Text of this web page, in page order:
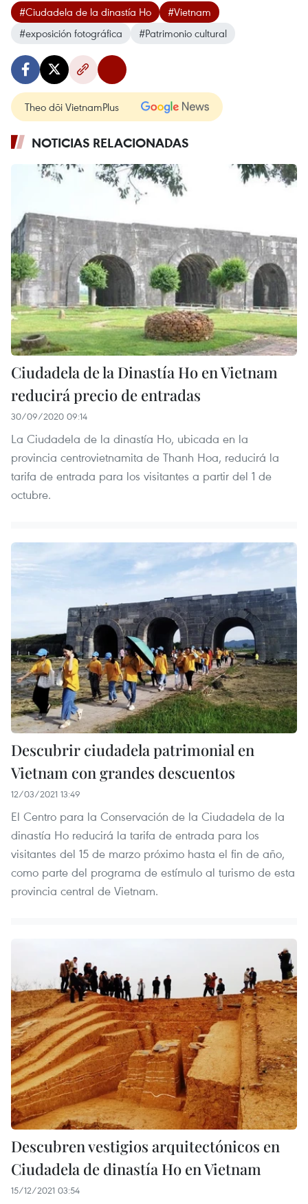
#Ciudadela de la dinastía Ho
#Vietnam
#exposición fotográfica
#Patrimonio cultural
Theo dõi VietnamPlus
NOTICIAS RELACIONADAS
Ciudadela de la Dinastía Ho en Vietnam
reducirá precio de entradas
30/09/2020 09:14
La Ciudadela de la dinastía Ho, ubicada en la
provincia centrovietnamita de Thanh Hoa, reducirá la
tarifa de entrada para los visitantes a partir del 1 de
octubre.
Descubrir ciudadela patrimonial en
Vietnam con grandes descuentos
12/03/2021 13:49
El Centro para la Conservación de la Ciudadela de la
dinastía Ho reducirá la tarifa de entrada para los
visitantes del 15 de marzo próximo hasta el fin de año,
como parte del programa de estímulo al turismo de esta
provincia central de Vietnam.
Descubren vestigios arquitectónicos en
Ciudadela de dinastía Ho en Vietnam
15/12/2021 03:54